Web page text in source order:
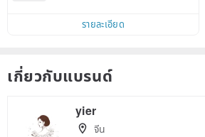
รายละเอียด
เกี่ยวกับแบรนด์
yier
จีน